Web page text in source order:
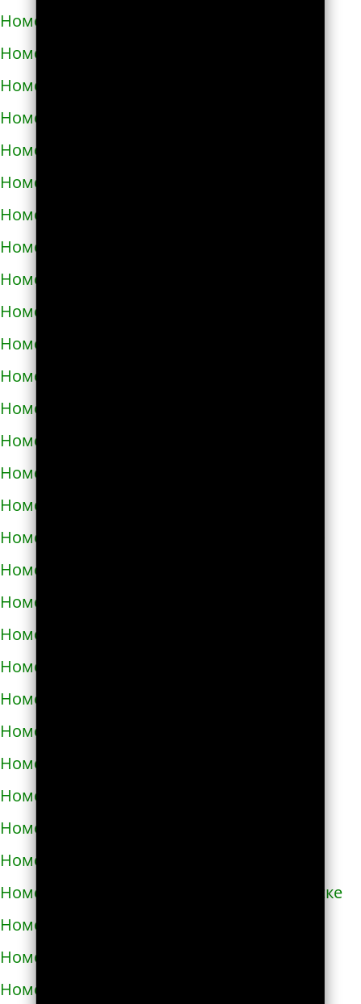
Номера телефонов такси в Токмаке
Номера телефонов такси в Тростянце
Номера телефонов такси в Трускавце
Номера телефонов такси в Тульчине
Номера телефонов такси в Ужгороде
Номера телефонов такси в Узине
Номера телефонов такси в Украинке
Номера телефонов такси в Умани
Номера телефонов такси в Фастове
Номера телефонов такси в Харькове
Номера телефонов такси в Херсоне
Номера телефонов такси в Хмельнике
Номера телефонов такси в Хмельницком
Номера телефонов такси в Хороле
Номера телефонов такси в Христиновке
Номера телефонов такси в Хусте
Номера телефонов такси в Червонограде
Номера телефонов такси в Черкассах
Номера телефонов такси в Чернигове
Номера телефонов такси в Черновцах
Номера телефонов такси в Черноморске
Номера телефонов такси в Чорткове
Номера телефонов такси в Чугуеве
Номера телефонов такси в Шепетовке
Номера телефонов такси в Шостке
Номера телефонов такси в Шполе
Номера телефонов такси в Энергодаре
Номера телефонов такси в Южноукраинске
Номера телефонов такси в Яворове
Номера телефонов такси в Яготине
Номера телефонов такси в Абазе